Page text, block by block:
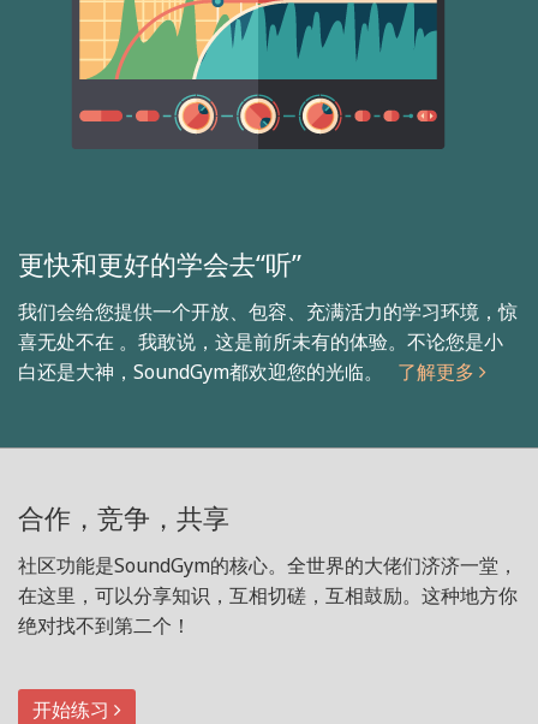
更快和更好的学会去“听”
我们会给您提供一个开放、包容、充满活力的学习环境，惊
喜无处不在 。我敢说，这是前所未有的体验。不论您是小
白还是大神，SoundGym都欢迎您的光临。 了解更多
合作，竞争，共享
社区功能是SoundGym的核心。全世界的大佬们济济一堂，
在这里，可以分享知识，互相切磋，互相鼓励。这种地方你
绝对找不到第二个！
开始练习